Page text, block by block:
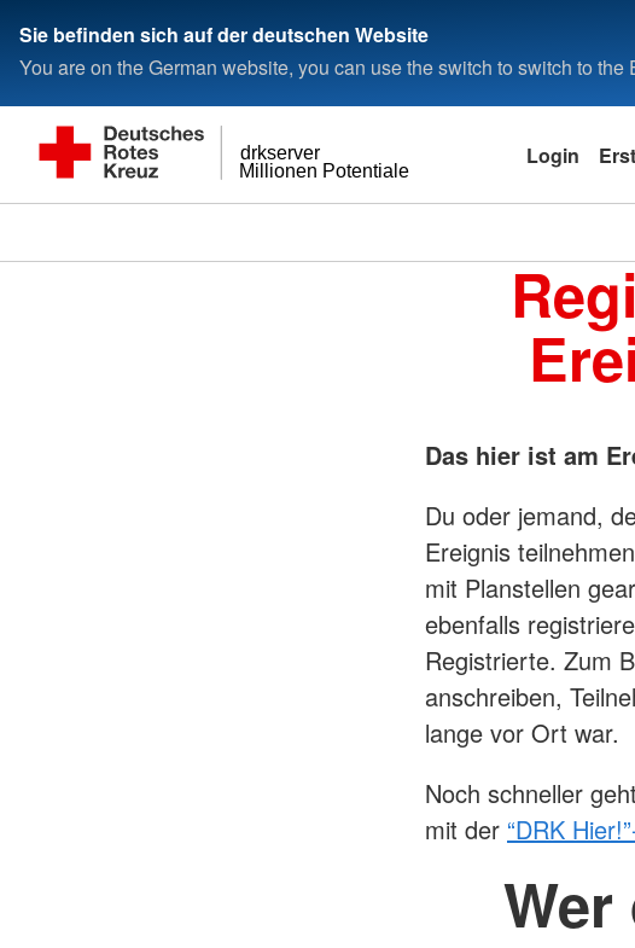
Sie befinden sich auf der deutschen Website
You are on the German website, you can use the switch to switch to the
Millionen Potentiale
drkserver Login
Das hier ist am
Du oder jemand,
Ereignis
mit Planstellen
ebenfalls
Registrierte. Zum
anschreiben,
lange vor Ort war.
Noch schneller
mit der “DRK